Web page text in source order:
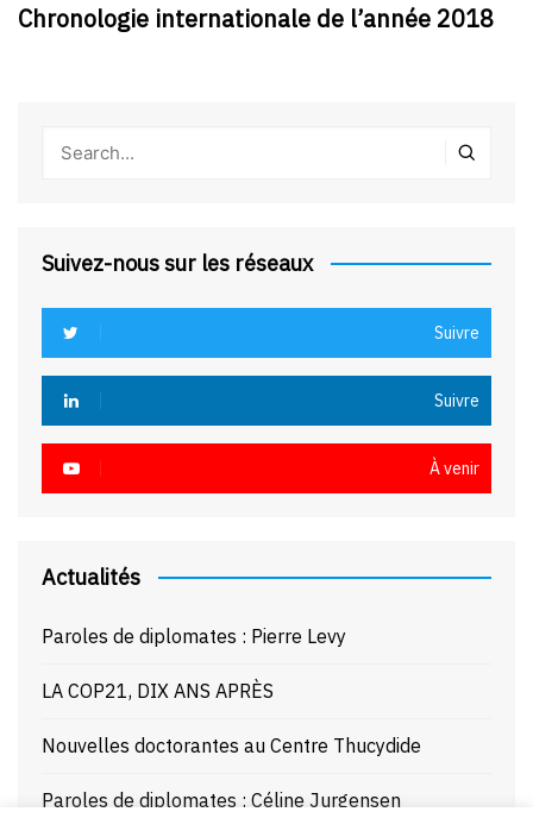
Chronologie internationale de l’année 2018
Suivez-nous sur les réseaux
Suivre
Suivre
À venir
Actualités
Paroles de diplomates : Pierre Levy
LA COP21, DIX ANS APRÈS
Nouvelles doctorantes au Centre Thucydide
Paroles de diplomates : Céline Jurgensen